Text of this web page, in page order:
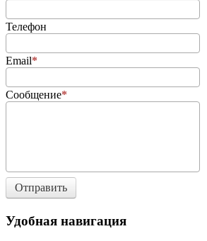
Телефон
Email
Сообщение
Отправить
Удобная навигация